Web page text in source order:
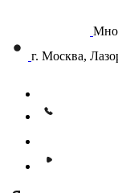
г. Москва,